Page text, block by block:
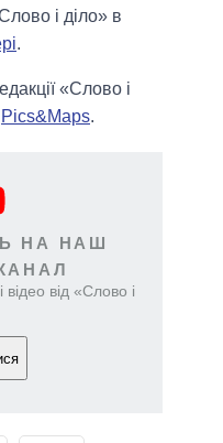
і діло» в
.
«Слово і
Pics&Maps.
НА НАШ
від «Слово і